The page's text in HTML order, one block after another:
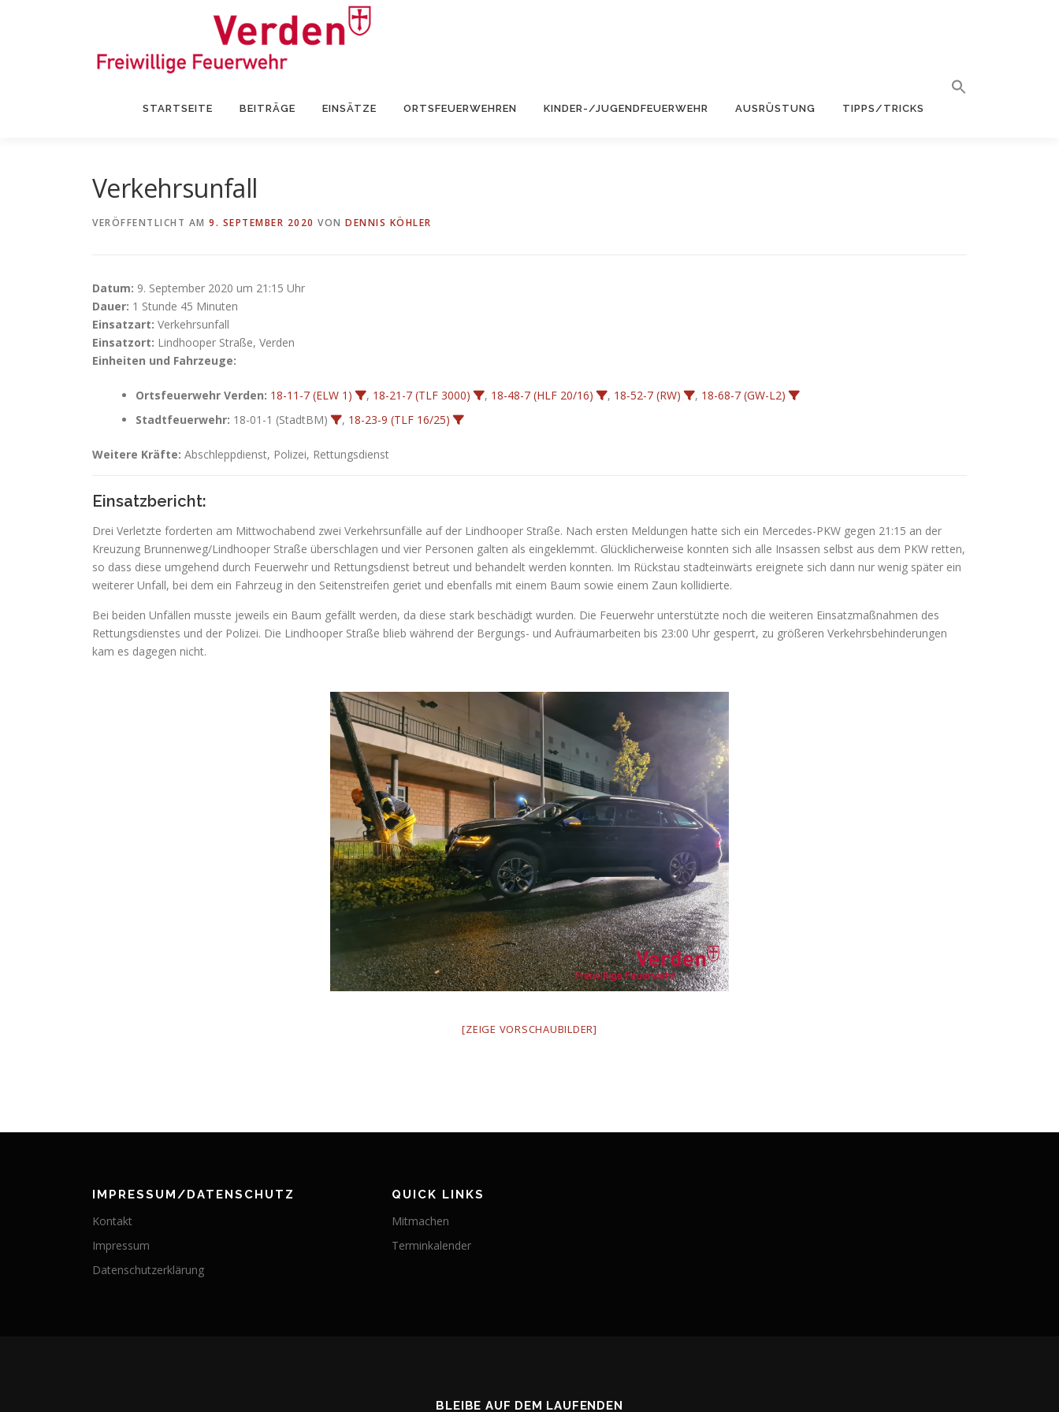
STARTSEITE BEITRÄGE EINSÄTZE ORTSFEUERWEHREN KINDER-/JUGENDFEUERWEHR AUSRÜSTUNG TIPPS/TRICKS
Verkehrsunfall
VERÖFFENTLICHT AM 9. SEPTEMBER 2020 VON DENNIS KÖHLER
Datum: 9. September 2020 um 21:15 Uhr
Dauer: 1 Stunde 45 Minuten
Einsatzart: Verkehrsunfall
Einsatzort: Lindhooper Straße, Verden
Einheiten und Fahrzeuge:
Ortsfeuerwehr Verden: 18-11-7 (ELW 1) , 18-21-7 (TLF 3000) , 18-48-7 (HLF 20/16) , 18-52-7 (RW) , 18-68-7 (GW-L2)
Stadtfeuerwehr: 18-01-1 (StadtBM) , 18-23-9 (TLF 16/25)
Weitere Kräfte: Abschleppdienst, Polizei, Rettungsdienst
Einsatzbericht:
Drei Verletzte forderten am Mittwochabend zwei Verkehrsunfälle auf der Lindhooper Straße. Nach ersten Meldungen hatte sich ein Mercedes-PKW gegen 21:15 an der
Kreuzung Brunnenweg/Lindhooper Straße überschlagen und vier Personen galten als eingeklemmt. Glücklicherweise konnten sich alle Insassen selbst aus dem PKW retten,
so dass diese umgehend durch Feuerwehr und Rettungsdienst betreut und behandelt werden konnten. Im Rückstau stadteinwärts ereignete sich dann nur wenig später ein
weiterer Unfall, bei dem ein Fahrzeug in den Seitenstreifen geriet und ebenfalls mit einem Baum sowie einem Zaun kollidierte.
Bei beiden Unfällen musste jeweils ein Baum gefällt werden, da diese stark beschädigt wurden. Die Feuerwehr unterstützte noch die weiteren Einsatzmaßnahmen des
Rettungsdienstes und der Polizei. Die Lindhooper Straße blieb während der Bergungs- und Aufräumarbeiten bis 23:00 Uhr gesperrt, zu größeren Verkehrsbehinderungen
kam es dagegen nicht.
[ZEIGE VORSCHAUBILDER]
IMPRESSUM/DATENSCHUTZ
Kontakt
Impressum
Datenschutzerklärung
QUICK LINKS
Mitmachen
Terminkalender
BLEIBE AUF DEM LAUFENDEN